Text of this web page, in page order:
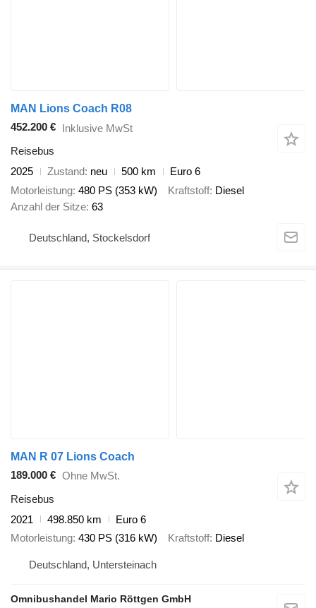
MAN Lions Coach R08
452.200 € Inklusive MwSt
Reisebus
2025
Zustand neu 500 km
Euro 6
Motorleistung 480 PS (353 kW) Kraftstoff Diesel
Anzahl der Sitze 63
Deutschland, Stockelsdorf
MAN R 07 Lions Coach
189.000 € Ohne MwSt.
Reisebus
2021
498.850 km
Euro 6
Motorleistung 430 PS (316 kW) Kraftstoff Diesel
Deutschland, Untersteinach
Omnibushandel Mario Röttgen GmbH